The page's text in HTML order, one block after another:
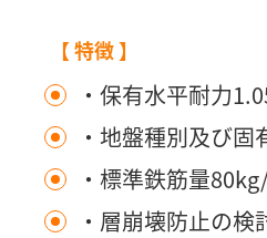
【 特徴 】
・保有水平耐力
・地盤種別及び固
・標準鉄筋量
・層崩壊防止の検